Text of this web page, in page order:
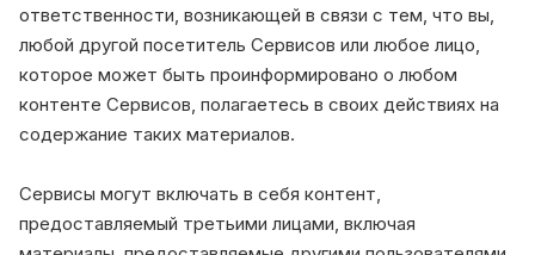
ответственности, возникающей в связи с тем, что вы,
любой другой посетитель Сервисов или любое лицо,
которое может быть проинформировано о любом
контенте Сервисов, полагаетесь в своих действиях на
содержание таких материалов.
Сервисы могут включать в себя контент,
предоставляемый третьими лицами, включая